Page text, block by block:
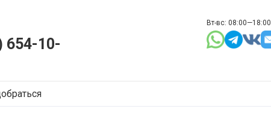
654-10-
Вт-вс: 08:00—18:00